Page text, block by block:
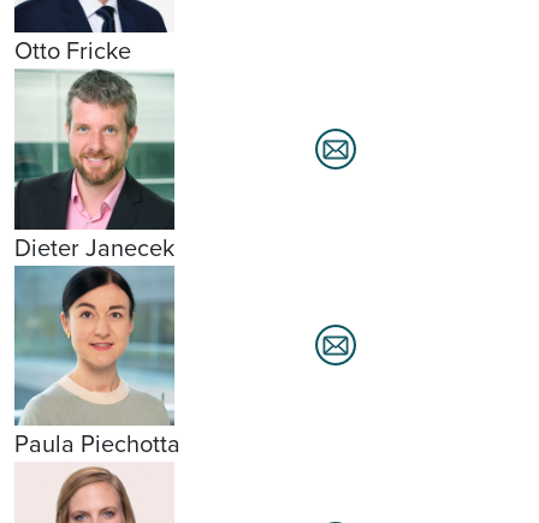
Otto Fricke
Dieter Janecek
Paula Piechotta